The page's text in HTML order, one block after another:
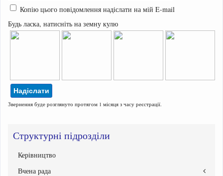
Копію цього повідомлення надіслати на мій E-mail
Будь ласка, натисніть на земну кулю
Звернення буде розглянуто протягом 1 місяця з часу реєстрації.
Структурні підрозділи
Керівництво
Вчена рада